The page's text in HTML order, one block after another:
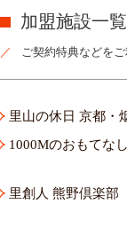
加盟施設一覧
ご契約特典などを
里山の休日 京都・
1000Mのおもてな
里創人 熊野倶楽部